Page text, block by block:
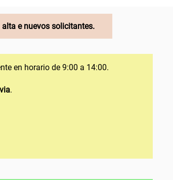
e nuevos solicitantes.
en horario de 9:00 a 14:00.
.